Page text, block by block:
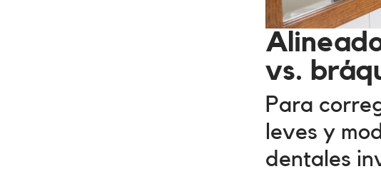
vs.
Para
leves y
dentales